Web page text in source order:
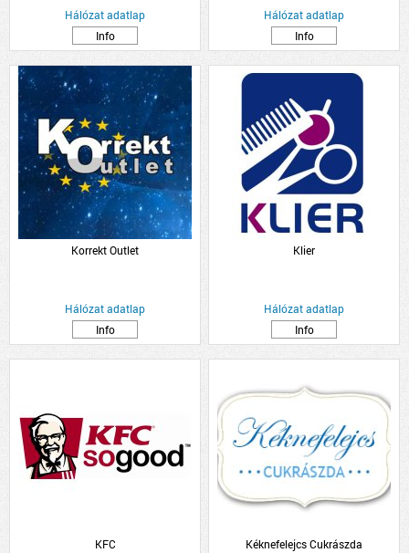
Hálózat adatlap
Info
Hálózat adatlap
Info
Korrekt Outlet
Hálózat adatlap
Info
Klier
Hálózat adatlap
Info
KFC Kéknefelejcs Cukrászda